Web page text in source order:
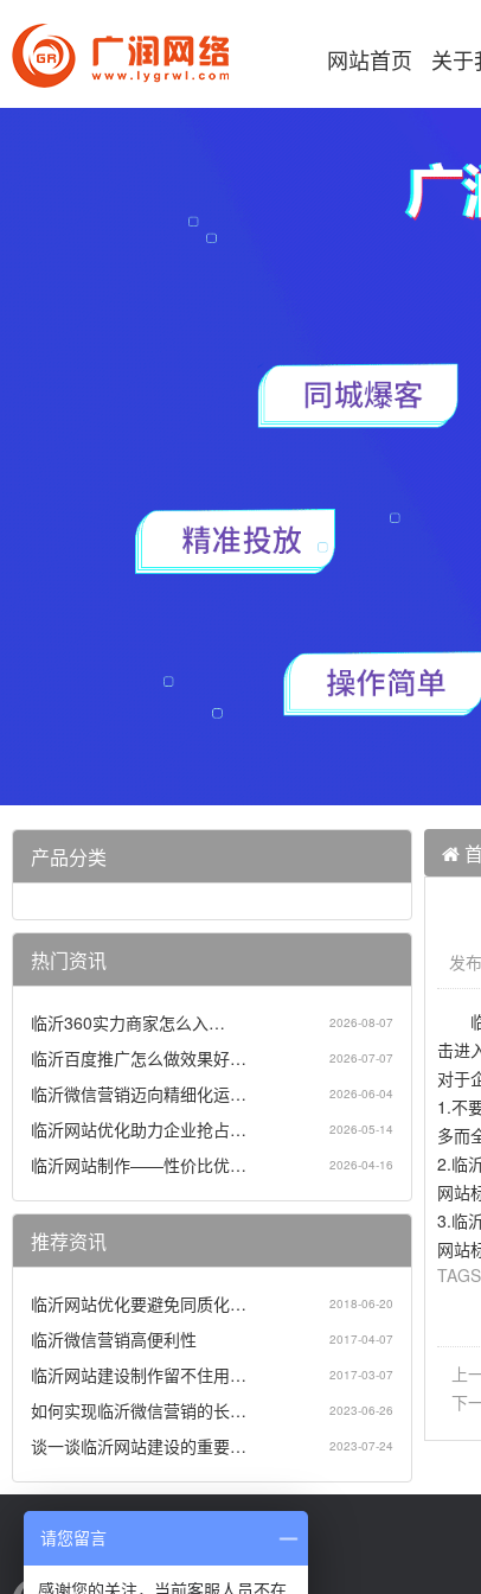
网站首页 关于
产品分类
热门资讯
临沂360实力商家怎么入… 2026-08-07
临沂百度推广怎么做效果好… 2026-07-07
临沂微信营销迈向精细化运… 2026-06-04
临沂网站优化助力企业抢占… 2026-05-14
临沂网站制作——性价比优… 2026-04-16
推荐资讯
临沂网站优化要避免同质化… 2018-06-20
临沂微信营销高便利性 2017-04-07
临沂网站建设制作留不住用… 2017-03-07
如何实现临沂微信营销的长… 2023-06-26
谈一谈临沂网站建设的重要… 2023-07-24
发
临
击进
对于
1.不
多而
2.临
网站
3.临
网站
上
下
请您留言